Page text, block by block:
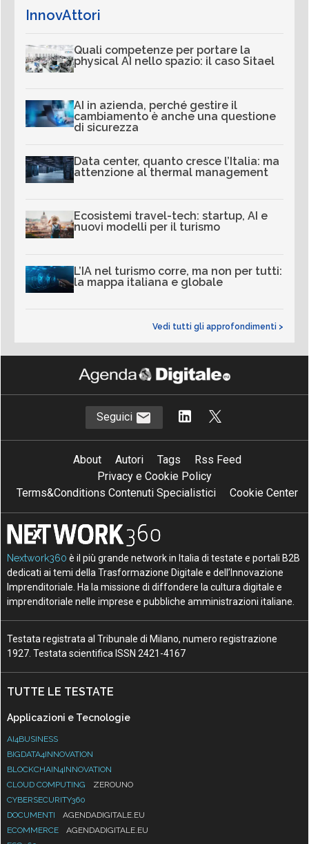
InnovAttori
Quali competenze per portare la
physical AI nello spazio: il caso Sitael
AI in azienda, perché gestire il
cambiamento è anche una questione
di sicurezza
Data center, quanto cresce l’Italia: ma
attenzione al thermal management
Ecosistemi travel-tech: startup, AI e
nuovi modelli per il turismo
L’IA nel turismo corre, ma non per tutti:
la mappa italiana e globale
Vedi tutti gli approfondimenti >
Seguici
About Autori Tags
Rss Feed
Privacy e Cookie Policy
Terms&Conditions Contenuti Specialistici
Cookie Center
Nextwork360 è il più grande network in Italia di testate e portali B2B
dedicati ai temi della Trasformazione Digitale e dell’Innovazione
Imprenditoriale. Ha la missione di diffondere la cultura digitale e
imprenditoriale nelle imprese e pubbliche amministrazioni italiane.
Testata registrata al Tribunale di Milano, numero registrazione
1927. Testata scientifica ISSN 2421-4167
TUTTE LE TESTATE
Applicazioni e Tecnologie
AI4BUSINESS
BIGDATA4INNOVATION
BLOCKCHAIN4INNOVATION
CLOUD COMPUTING
ZEROUNO
CYBERSECURITY360
DOCUMENTI
AGENDADIGITALE.EU
ECOMMERCE
AGENDADIGITALE.EU